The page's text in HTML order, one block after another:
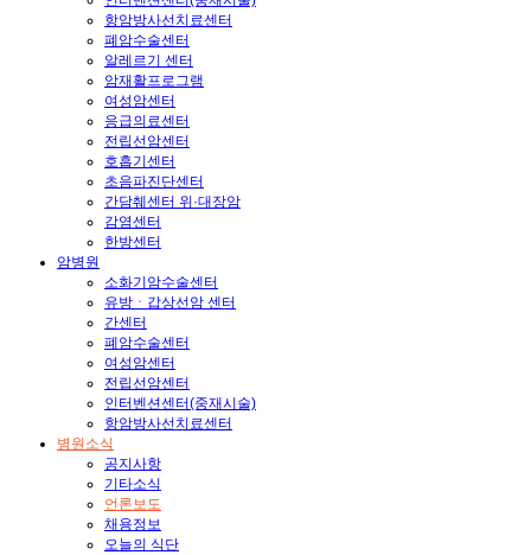
항암방사선치료센터
폐암수술센터
알레르기 센터
암재활프로그램
여성암센터
응급의료센터
전립선암센터
호흡기센터
초음파진단센터
간담췌센터 위·대장암
감염센터
한방센터
암병원
소화기암수술센터
유방ㆍ갑상선암 센터
간센터
폐암수술센터
여성암센터
전립선암센터
인터벤션센터(중재시술)
항암방사선치료센터
병원소식
공지사항
기타소식
언론보도
채용정보
오늘의 식단